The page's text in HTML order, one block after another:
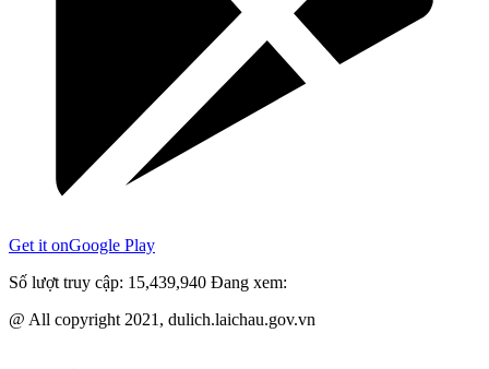
Get it onGoogle Play
Số lượt truy cập: 15,439,940 Đang xem:
@ All copyright 2021, dulich.laichau.gov.vn